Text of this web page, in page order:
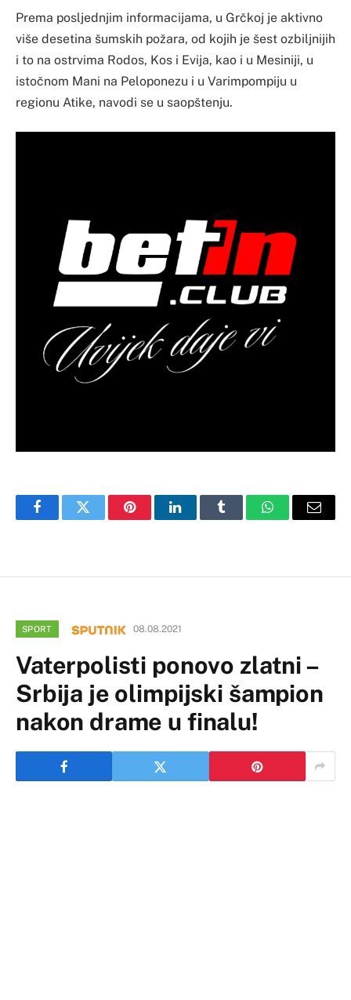
Prema posljednjim informacijama, u Grčkoj je aktivno
više desetina šumskih požara, od kojih je šest ozbiljnijih
i to na ostrvima Rodos, Kos i Evija, kao i u Mesiniji, u
istočnom Mani na Peloponezu i u Varimpompiju u
regionu Atike, navodi se u saopštenju.
FacebookTwitter PinterestLinkedInTumblr WhatsAppEmail
SPORT 08.08.2021
Vaterpolisti ponovo zlatni –
Srbija je olimpijski šampion
nakon drame u finalu!